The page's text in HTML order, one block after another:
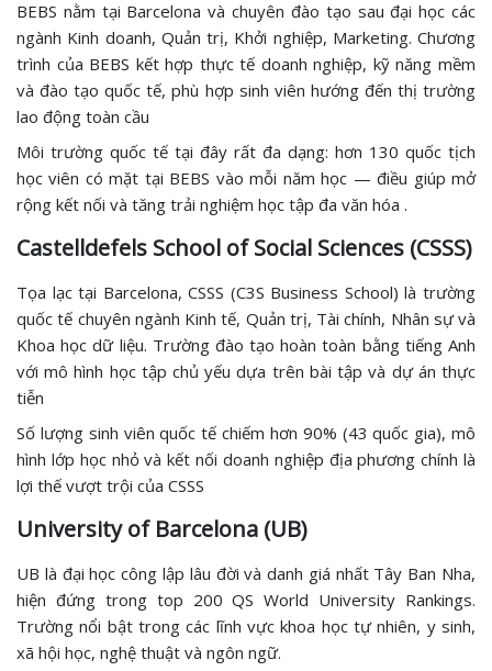
BEBS nằm tại Barcelona và chuyên đào tạo sau đại học các
ngành Kinh doanh, Quản trị, Khởi nghiệp, Marketing. Chương
trình của BEBS kết hợp thực tế doanh nghiệp, kỹ năng mềm
và đào tạo quốc tế, phù hợp sinh viên hướng đến thị trường
lao động toàn cầu
Môi trường quốc tế tại đây rất đa dạng: hơn 130 quốc tịch
học viên có mặt tại BEBS vào mỗi năm học — điều giúp mở
rộng kết nối và tăng trải nghiệm học tập đa văn hóa .
Castelldefels School of Social Sciences (CSSS)
Tọa lạc tại Barcelona, CSSS (C3S Business School) là trường
quốc tế chuyên ngành Kinh tế, Quản trị, Tài chính, Nhân sự và
Khoa học dữ liệu. Trường đào tạo hoàn toàn bằng tiếng Anh
với mô hình học tập chủ yếu dựa trên bài tập và dự án thực
tiễn
Số lượng sinh viên quốc tế chiếm hơn 90% (43 quốc gia), mô
hình lớp học nhỏ và kết nối doanh nghiệp địa phương chính là
lợi thế vượt trội của CSSS
University of Barcelona (UB)
UB là đại học công lập lâu đời và danh giá nhất Tây Ban Nha,
hiện đứng trong top 200 QS World University Rankings.
Trường nổi bật trong các lĩnh vực khoa học tự nhiên, y sinh,
xã hội học, nghệ thuật và ngôn ngữ.